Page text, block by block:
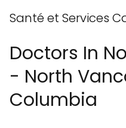
Santé et Services
Doctors In
- North
Columbia